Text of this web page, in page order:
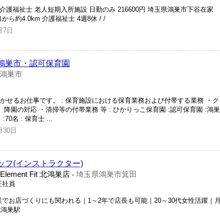
護福祉士 老人短期入所施設 日勤のみ 216600円 埼玉県鴻巣市下谷在家
ら約4.0km 介護福祉士 4週8休 / /
7日
巣市・認可保育園
巣市
せるお仕事です。 : 保育施設における保育業務および付帯する業務 ・ク
降園の対応 ・清掃等の付帯業務 等 : ひかりっこ保育園 :認可保育園 :鴻巣
:70名 : 保育士 ...
30日
フ(インストラクター)
Fit 北鴻巣店 - 埼玉県鴻巣市箕田
社員
でお店づくりにも関われる｜1～2年で店長も可能｜20～30代女性活躍｜月
巣駅